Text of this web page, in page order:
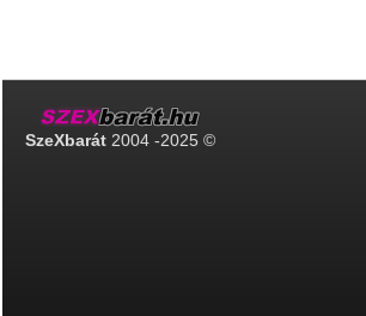
SzeXbarát 2004 -2025 ©